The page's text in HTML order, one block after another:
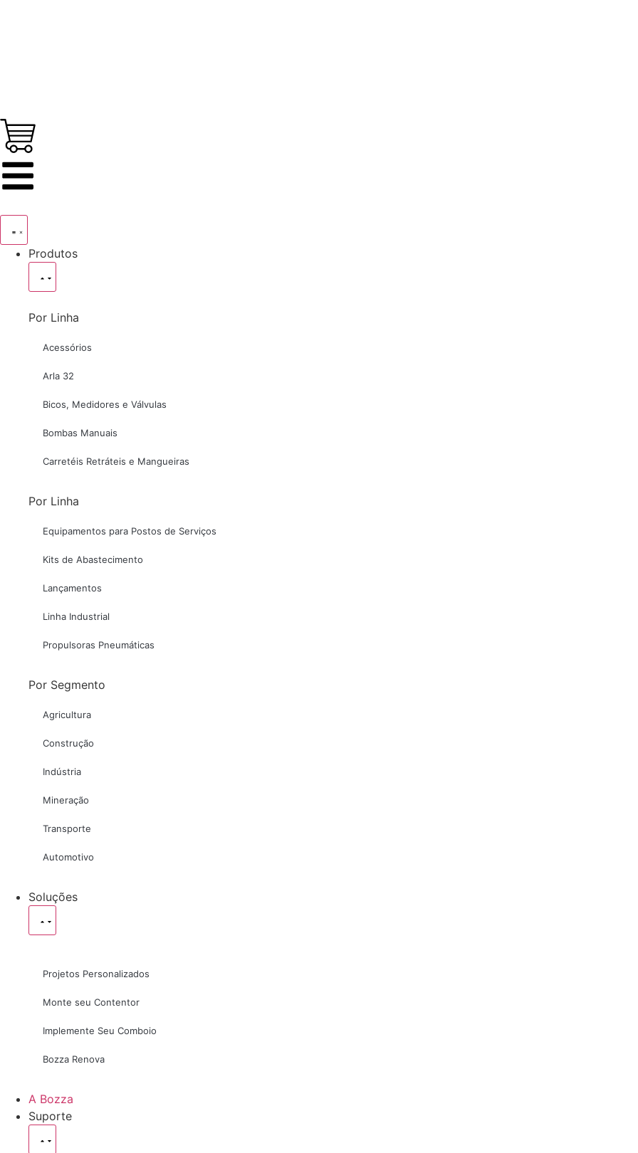
Produtos
Por Linha
Acessórios
Arla 32
Bicos, Medidores e Válvulas
Bombas Manuais
Carretéis Retráteis e Mangueiras
Por Linha
Equipamentos para Postos de Serviços
Kits de Abastecimento
Lançamentos
Linha Industrial
Propulsoras Pneumáticas
Por Segmento
Agricultura
Construção
Indústria
Mineração
Transporte
Automotivo
Soluções
Projetos Personalizados
Monte seu Contentor
Implemente Seu Comboio
Bozza Renova
A Bozza
Suporte